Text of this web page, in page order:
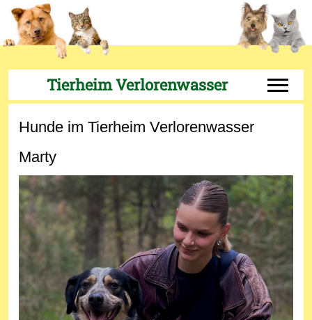
Tierheim Verlorenwasser Off-
Hunde im Tierheim Verlorenwasser
Marty